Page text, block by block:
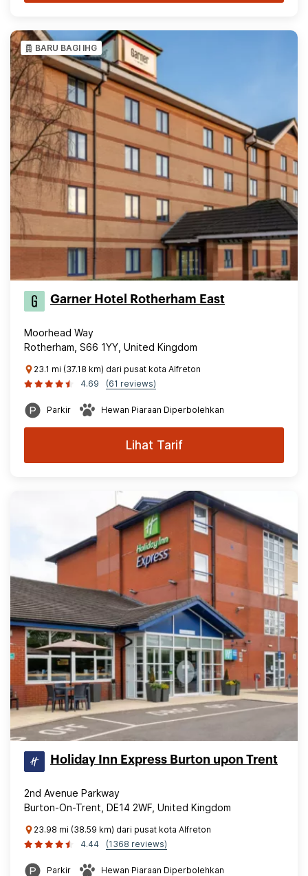
BARU BAGI IHG
Garner Hotel Rotherham East
Moorhead Way
Rotherham, S66 1YY, United Kingdom
23.1 mi (37.18 km) dari pusat kota Alfreton
4.69
(61 reviews)
Parkir Hewan Piaraan Diperbolehkan
Lihat Tarif
Holiday Inn Express Burton upon Trent
2nd Avenue Parkway
Burton-On-Trent, DE14 2WF, United Kingdom
23.98 mi (38.59 km) dari pusat kota Alfreton
4.44
(1368 reviews)
Parkir Hewan Piaraan Diperbolehkan